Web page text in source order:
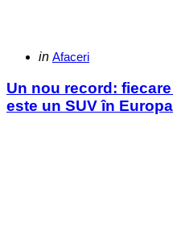
Categories
Posted
in Afaceri
Un nou record:
este un SUV în Europa